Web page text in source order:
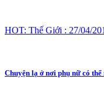
HOT: Thế Giới : 27/04/
Chuyện lạ ở nơi phụ nữ có